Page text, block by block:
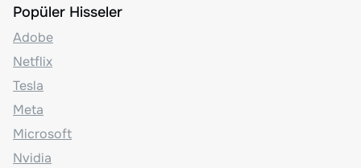
Popüler Hisseler
Adobe
Netflix
Tesla
Meta
Microsoft
Nvidia